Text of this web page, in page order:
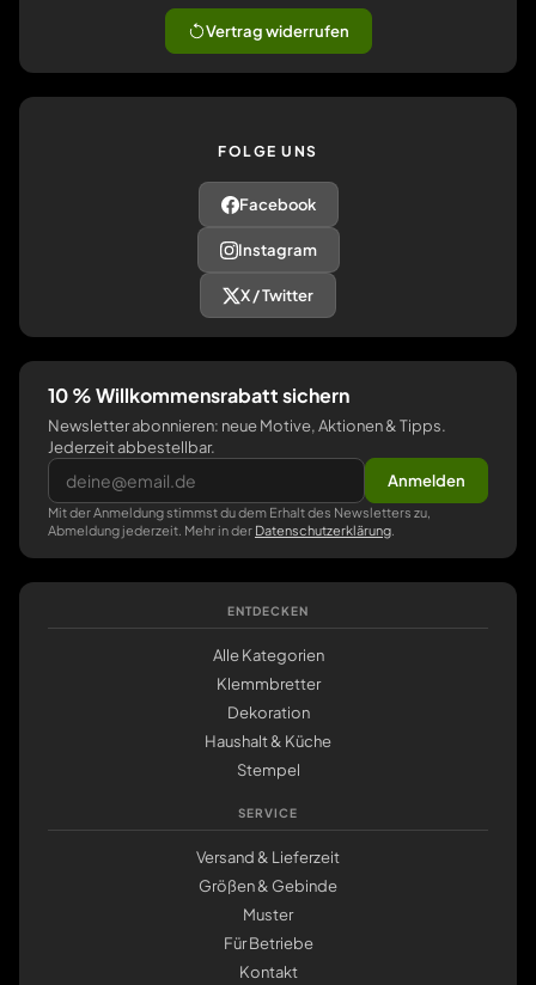
Vertrag widerrufen
FOLGE UNS
Facebook
Instagram
X / Twitter
10 % Willkommensrabatt sichern
Newsletter abonnieren: neue Motive, Aktionen & Tipps.
Jederzeit abbestellbar.
Anmelden
Mit der Anmeldung stimmst du dem Erhalt des Newsletters zu,
Abmeldung jederzeit. Mehr in der Datenschutzerklärung
ENTDECKEN
Alle Kategorien
Klemmbretter
Dekoration
Haushalt & Küche
Stempel
SERVICE
Versand & Lieferzeit
Größen & Gebinde
Muster
Für Betriebe
Kontakt